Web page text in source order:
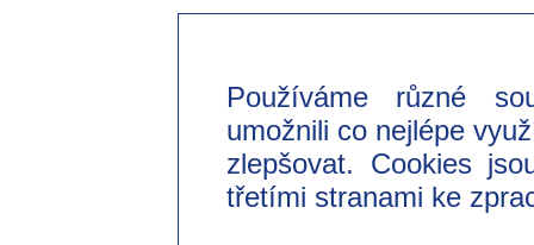
Používáme různé
umožnili co nejlépe
zlepšovat. Cookies
třetími stranami ke